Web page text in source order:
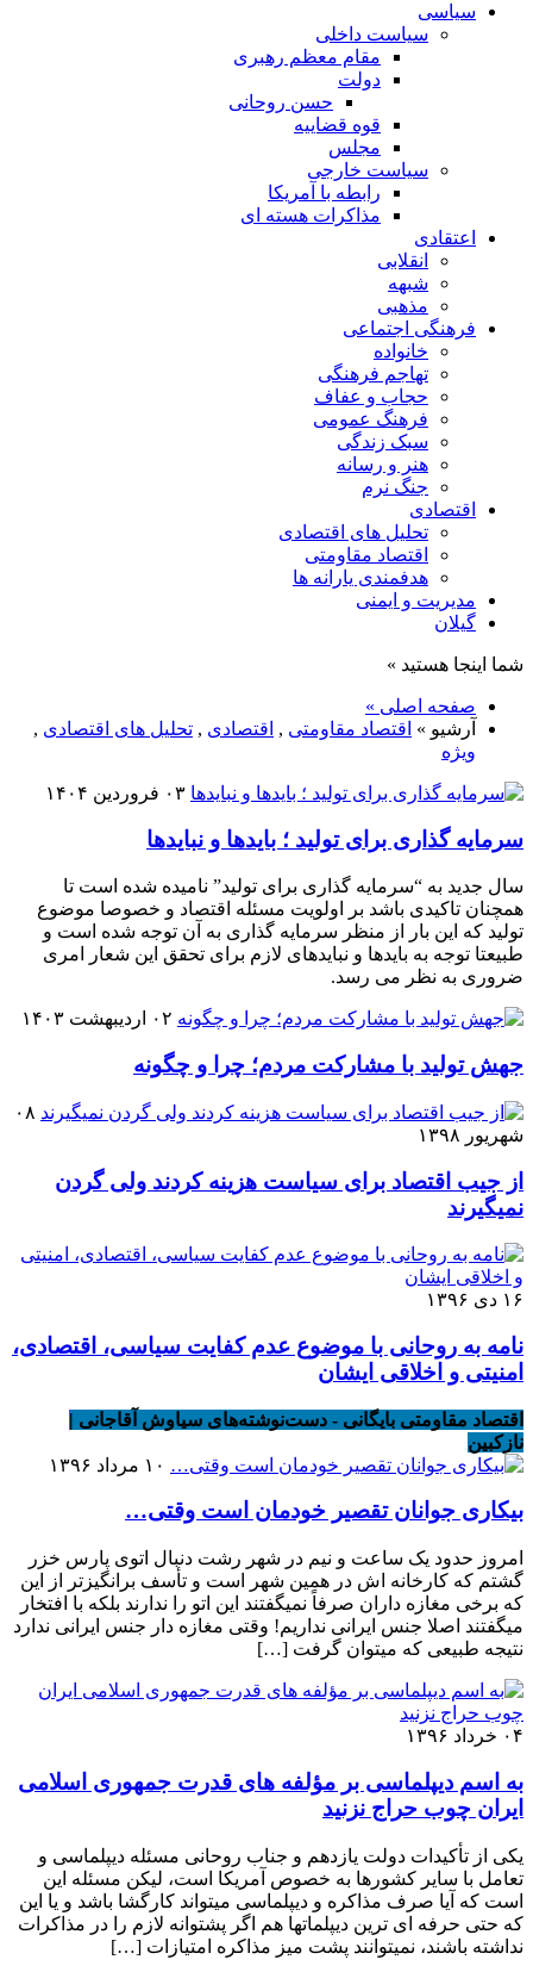
سیاسی
سیاست داخلی
مقام معظم رهبری
دولت
حسن روحانی
قوه قضاییه
مجلس
سیاست خارجی
رابطه با آمریکا
مذاکرات هسته ای
اعتقادی
انقلابی
شبهه
مذهبی
فرهنگی اجتماعی
خانواده
تهاجم فرهنگی
حجاب و عفاف
فرهنگ عمومی
سبک زندگی
هنر و رسانه
جنگ نرم
اقتصادی
تحلیل های اقتصادی
اقتصاد مقاومتی
هدفمندی یارانه ها
مدیریت و ایمنی
گیلان
شما اینجا هستید »
صفحه اصلی »
آرشیو » اقتصاد مقاومتی , اقتصادی , تحلیل های اقتصادی ,
ویژه
۰۳ فروردین ۱۴۰۴
سرمایه گذاری برای تولید ؛ بایدها و نبایدها
سال جدید به “سرمایه گذاری برای تولید” نامیده شده است تا
همچنان تاکیدی باشد بر اولویت مسئله اقتصاد و خصوصا موضوع
تولید که این بار از منظر سرمایه گذاری به آن توجه شده است و
طبیعتا توجه به بایدها و نبایدهای لازم برای تحقق این شعار امری
ضروری به نظر می رسد.
۰۲ اردیبهشت ۱۴۰۳
جهش تولید با مشارکت مردم؛ چرا و چگونه
۰۸
شهریور ۱۳۹۸
از جیب اقتصاد برای سیاست هزینه کردند ولی گردن
نمیگیرند
۱۶ دی ۱۳۹۶
نامه به روحانی با موضوع عدم کفایت سیاسی، اقتصادی،
امنیتی و اخلاقی ایشان
اقتصاد مقاومتی بایگانی - دست‌نوشته‌های سیاوش آقاجانی |
نازکبین
۱۰ مرداد ۱۳۹۶
بیکاری جوانان تقصیر خودمان است وقتی…
امروز حدود یک ساعت و نیم در شهر رشت دنبال اتوی پارس خزر
گشتم که کارخانه اش در همین شهر است و تأسف برانگیزتر از این
که برخی مغازه داران صرفاً نمیگفتند این اتو را ندارند بلکه با افتخار
میگفتند اصلا جنس ایرانی نداریم! وقتی مغازه دار جنس ایرانی ندارد
نتیجه طبیعی که میتوان گرفت […]
۰۴ خرداد ۱۳۹۶
به اسم دیپلماسی بر مؤلفه های قدرت جمهوری اسلامی
ایران چوب حراج نزنید
یکی از تأکیدات دولت یازدهم و جناب روحانی مسئله دیپلماسی و
تعامل با سایر کشورها به خصوص آمریکا است، لیکن مسئله این
است که آیا صرف مذاکره و دیپلماسی میتواند کارگشا باشد و یا این
که حتی حرفه ای ترین دیپلماتها هم اگر پشتوانه لازم را در مذاکرات
نداشته باشند، نمیتوانند پشت میز مذاکره امتیازات […]